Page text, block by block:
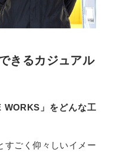
きるカジュアル
」をどんな工
すごく仰々しいイメー